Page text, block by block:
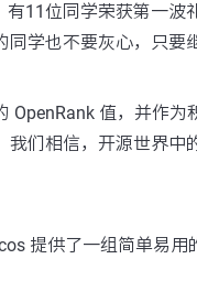
11位同学荣获第一波
学也不要灰心，只要
值，并作为
们相信，开源世界中
提供了一组简单易用